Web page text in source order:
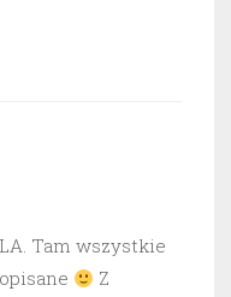
Tam wszystkie
Z